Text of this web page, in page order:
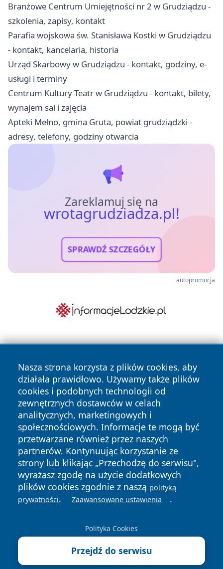
Branżowe Centrum Umiejętności nr 2 w Grudziądzu -
szkolenia, zapisy, kontakt
Parafia wojskowa św. Stanisława Kostki w Grudziądzu
- kontakt, kancelaria, historia
Urząd Skarbowy w Grudziądzu - kontakt, godziny, e-
usługi i terminy
Centrum Kultury Teatr w Grudziądzu - kontakt, bilety,
wynajem sal i zajęcia
Apteki Mełno, gmina Gruta, powiat grudziądzki -
adresy, telefony, godziny otwarcia
Zareklamuj się na
wrotagrudziadza.pl!
SPRAWDŹ SZCZEGÓŁY
autopromocja
Nasza strona korzysta z plików cookies, aby
działała prawidłowo. Używamy także plików
cookies i podobnych technologii od
zewnętrznych dostawców w celach
analitycznych, marketingowych i
społecznościowych. Informacje te mogą być
przetwarzane również przez naszych
partnerów. Kontynuując korzystanie ze
strony lub klikając „Przechodzę do serwisu",
wyrażasz zgodę na użycie dodatkowych
plików cookies zgodnie z naszą polityką
prywatności. Zaawansowane ustawienia .
Polityka Cookies
Przejdź do serwisu
Copyright © 2026 wrotagrudziadza.pl Wszystkie prawa
zastrzeżone.
News Autorzy
Polityka
Prywatności
Polityka
Cookies